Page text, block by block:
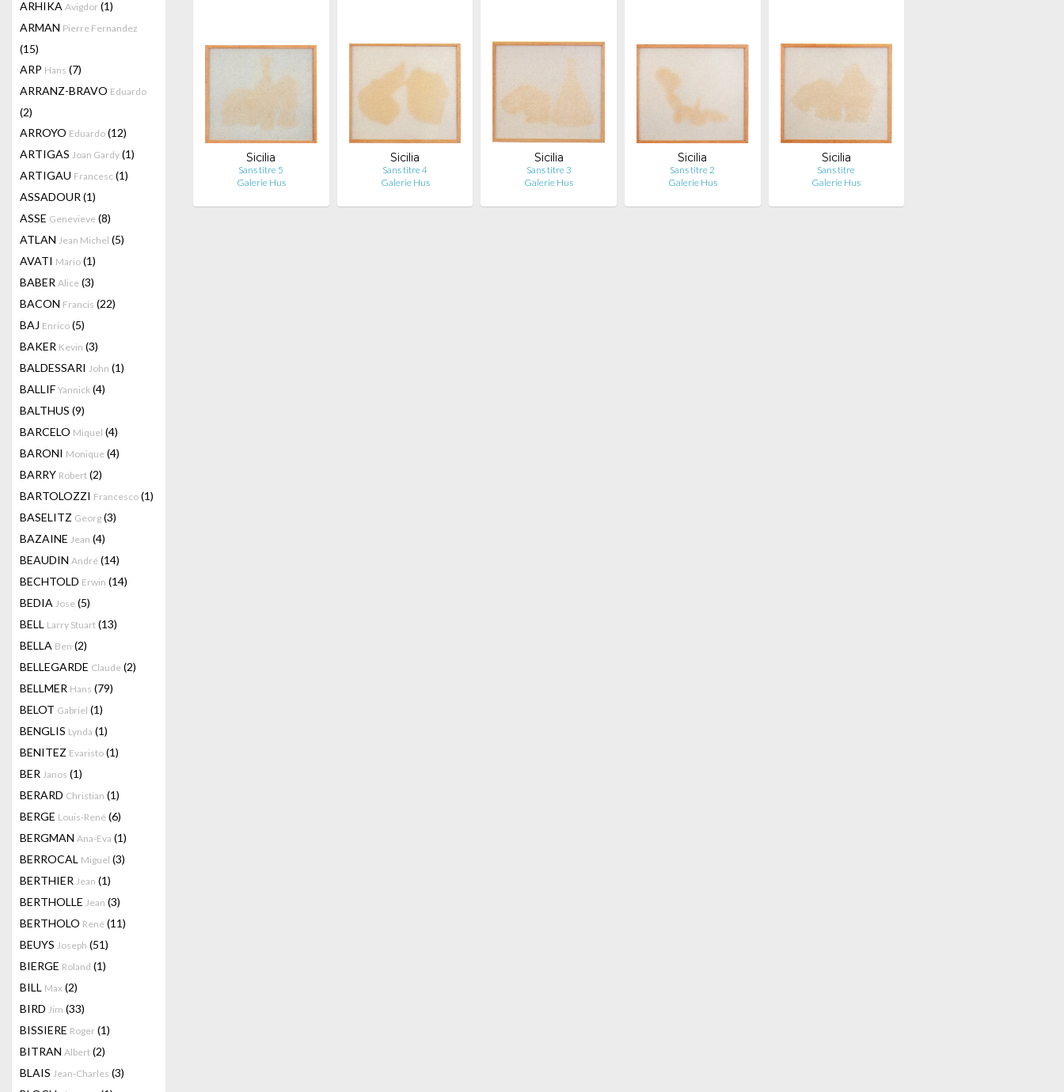
ARHIKA Avigdor (1)
ARMAN Pierre Fernandez
(15)
ARP Hans (7)
ARRANZ-BRAVO Eduardo
(2)
ARROYO Eduardo (12)
ARTIGAS Joan Gardy (1)
ARTIGAU Francesc (1)
ASSADOUR (1)
ASSE Genevieve (8)
ATLAN Jean Michel (5)
AVATI Mario (1)
BABER Alice (3)
BACON Francis (22)
BAJ Enrico (5)
BAKER Kevin (3)
BALDESSARI John (1)
BALLIF Yannick (4)
BALTHUS (9)
BARCELO Miquel (4)
BARONI Monique (4)
BARRY Robert (2)
BARTOLOZZI Francesco (1)
BASELITZ Georg (3)
BAZAINE Jean (4)
BEAUDIN André (14)
BECHTOLD Erwin (14)
BEDIA Jose (5)
BELL Larry Stuart (13)
BELLA Ben (2)
BELLEGARDE Claude (2)
BELLMER Hans (79)
BELOT Gabriel (1)
BENGLIS Lynda (1)
BENITEZ Evaristo (1)
BER Janos (1)
BERARD Christian (1)
BERGE Louis-René (6)
BERGMAN Ana-Eva (1)
BERROCAL Miguel (3)
BERTHIER Jean (1)
BERTHOLLE Jean (3)
BERTHOLO René (11)
BEUYS Joseph (51)
BIERGE Roland (1)
BILL Max (2)
BIRD Jim (33)
BISSIERE Roger (1)
BITRAN Albert (2)
BLAIS Jean-Charles (3)
Sicilia
Sans titre 5
Galerie Hus
Sicilia
Sans titre 4
Galerie Hus
Sicilia
Sans titre 3
Galerie Hus
Sicilia
Sans titre 2
Galerie Hus
Sicilia
Sans titre
Galerie Hus